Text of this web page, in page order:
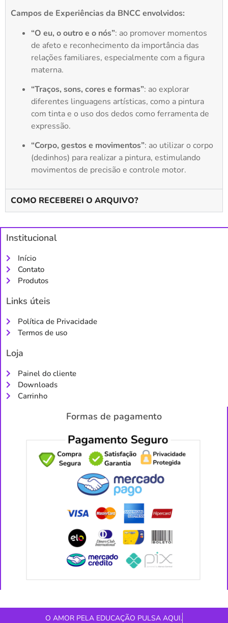
Campos de Experiências da BNCC envolvidos:
“O eu, o outro e o nós”: ao promover momentos
de afeto e reconhecimento da importância das
relações familiares, especialmente com a figura
materna.
“Traços, sons, cores e formas”: ao explorar
diferentes linguagens artísticas, como a pintura
com tinta e o uso dos dedos como ferramenta de
expressão.
“Corpo, gestos e movimentos”: ao utilizar o corpo
(dedinhos) para realizar a pintura, estimulando
movimentos de precisão e controle motor.
COMO RECEBEREI O ARQUIVO?
Institucional
Início
Contato
Produtos
Links úteis
Política de Privacidade
Termos de uso
Loja
Painel do cliente
Downloads
Carrinho
Formas de pagamento
O AMOR PELA EDUCAÇÃO PULSA AQUI.